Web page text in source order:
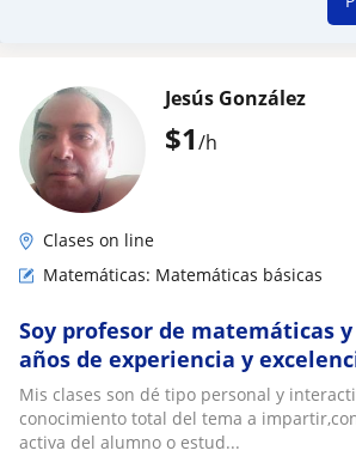
$1/h
Jesús González
Clases on line
Matemáticas: Matemáticas básicas
Soy profesor de matemáticas
años de experiencia y
Mis clases son dé tipo personal y
conocimiento total del tema a
activa del alumno o estud...